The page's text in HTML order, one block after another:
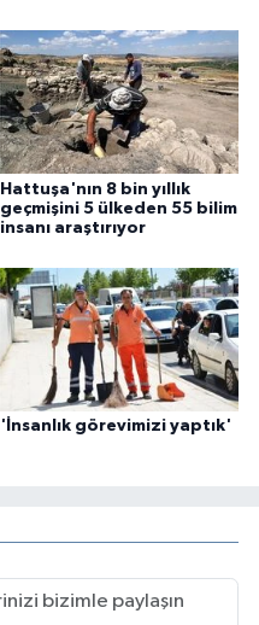
Hattuşa'nın 8 bin yıllık
geçmişini 5 ülkeden 55 bilim
insanı araştırıyor
'İnsanlık görevimizi yaptık'